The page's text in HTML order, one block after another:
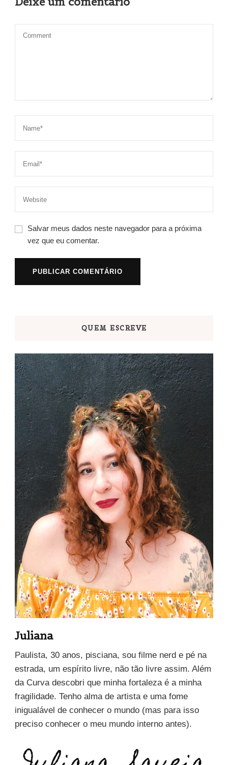
Salvar meus dados neste navegador para a próxima
vez que eu comentar.
QUEM ESCREVE
Juliana
Paulista, 30 anos, pisciana, sou filme nerd e pé na
estrada, um espírito livre, não tão livre assim. Além
da Curva descobri que minha fortaleza é a minha
fragilidade. Tenho alma de artista e uma fome
inigualável de conhecer o mundo (mas para isso
preciso conhecer o meu mundo interno antes).